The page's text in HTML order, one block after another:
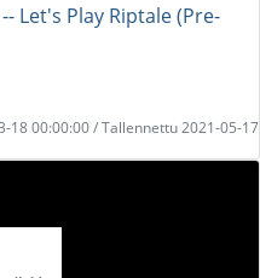
-- Let's Play Riptale (Pre-
18 00:00:00 / Tallennettu 2021-05-17